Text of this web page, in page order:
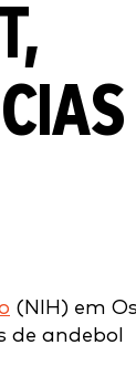
(NIH) em
de andebol